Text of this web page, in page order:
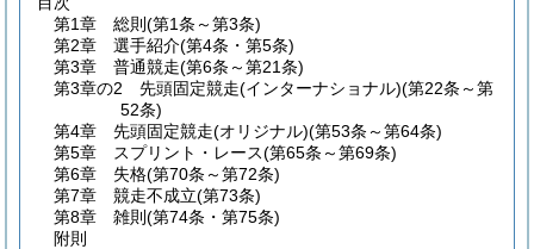
第1章
総則 (第1条～第3条)
第2章
選手紹介(第4条・第5条)
第3章
普通競走(第6条～第21条)
第3章の2
先頭固定競走(インターナショナル)(第22条～第
52条)
第4章
先頭固定競走(オリジナル)(第53条～第64条)
第5章
スプリント・レース(第65条～第69条)
第6章
失格(第70条～第72条)
第7章
競走不成立(第73条)
第8章
雑則 (第74条・第75条)
附則